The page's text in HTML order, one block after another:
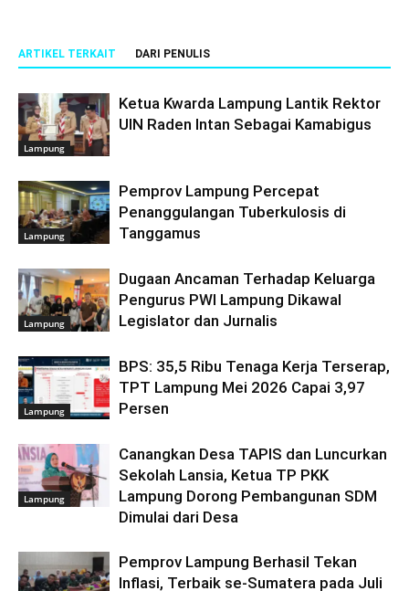
ARTIKEL TERKAIT DARI PENULIS
Lampung
Ketua Kwarda Lampung Lantik Rektor
UIN Raden Intan Sebagai Kamabigus
Lampung
Pemprov Lampung Percepat
Penanggulangan Tuberkulosis di
Tanggamus
Lampung
Dugaan Ancaman Terhadap Keluarga
Pengurus PWI Lampung Dikawal
Legislator dan Jurnalis
Lampung
BPS: 35,5 Ribu Tenaga Kerja Terserap,
TPT Lampung Mei 2026 Capai 3,97
Persen
Lampung
Canangkan Desa TAPIS dan Luncurkan
Sekolah Lansia, Ketua TP PKK
Lampung Dorong Pembangunan SDM
Dimulai dari Desa
Pemprov Lampung Berhasil Tekan
Inflasi, Terbaik se-Sumatera pada Juli